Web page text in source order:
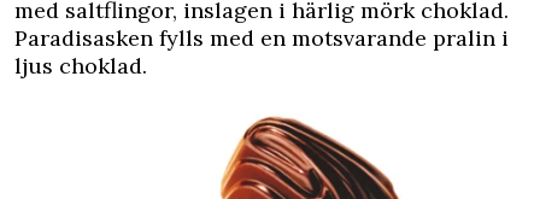
med saltflingor, inslagen i härlig mörk choklad.
Paradisasken fylls med en motsvarande pralin i
ljus choklad.